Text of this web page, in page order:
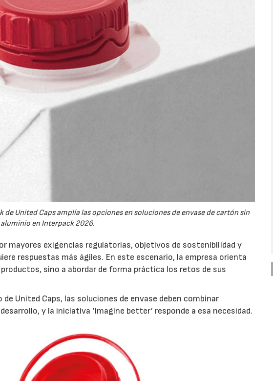
United Caps amplía las opciones en soluciones de envase de cartón sin
aluminio en Interpack 2026.
mayores exigencias regulatorias, objetivos de sostenibilidad y
respuestas más ágiles. En este escenario, la empresa orienta
sino a abordar de forma práctica los retos de sus
United Caps, las soluciones de envase deben combinar
y la iniciativa ‘Imagine better’ responde a esa necesidad.